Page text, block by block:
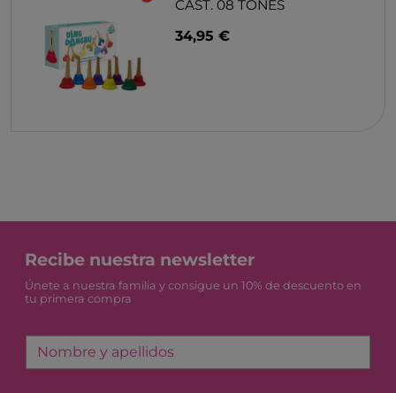
CAST. 08 TONES
34,95 €
Recibe nuestra newsletter
Únete a nuestra familia y consigue un 10% de descuento en
tu primera compra
Nombre y apellidos